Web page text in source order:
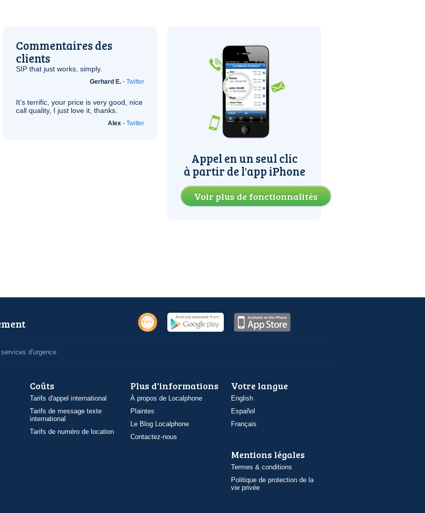
Commentaires des
clients
SIP that just works, simply.
Gerhard E. - Twitter
It’s terrific, your price is very good, nice
call quality, I just love it, thanks.
Alex - Twitter
Appel en un seul clic
à partir de l'app iPhone
Voir plus de fonctionnalités
d'urgence
Coûts
Tarifs d'appel international
Tarifs de message texte
international
Tarifs de numéro de location
Plus d'informations
À propos de Localphone
Plaintes
Le Blog Localphone
Contactez-nous
Votre langue
English
Español
Français
Mentions légales
Termes & conditions
Politique de protection de la
vie privée